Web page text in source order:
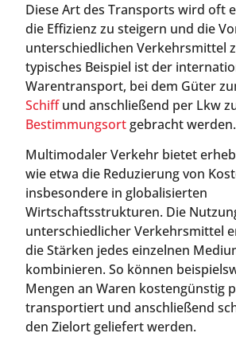
Diese Art des Transports wird oft
die Effizienz zu steigern und die
unterschiedlichen Verkehrsmittel
typisches Beispiel ist der
Warentransport, bei dem Güter
Schiffund anschließend per Lkw
Bestimmungsortgebracht werden.
Multimodaler Verkehr bietet
wie etwa die Reduzierung von
insbesondere in globalisierten
Wirtschaftsstrukturen. Die
unterschiedlicher Verkehrsmittel
die Stärken jedes einzelnen
kombinieren. So können
Mengen an Waren kostengünstig
transportiert und anschließend
den Zielort geliefert werden.